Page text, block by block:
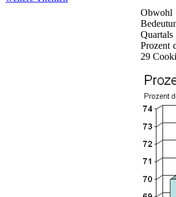
Obwohl
Prozent
29